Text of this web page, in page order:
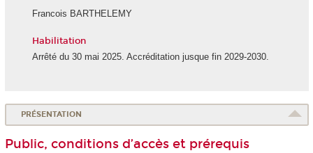
Francois BARTHELEMY
Habilitation
Arrêté du 30 mai 2025. Accréditation jusque fin 2029-2030.
PRÉSENTATION
Public, conditions d’accès et prérequis